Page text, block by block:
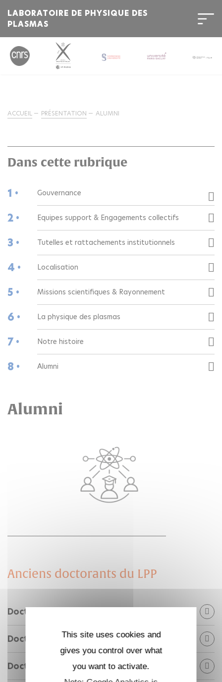
LABORATOIRE DE PHYSIQUE DES
PLASMAS
ACCUEIL PRÉSENTATION ALUMNI
Dans cette rubrique
1 • Gouvernance
2 • Equipes support & Engagements collectifs
3 • Tutelles et rattachements institutionnels
4 • Localisation
5 • Missions scientifiques & Rayonnement
6 • La physique des plasmas
7 • Notre histoire
8 • Alumni
Alumni
Anciens doctorants du LPP
Doctorants diplômés en 2025
Doctorants diplômés en 2024
Doctorants diplômés en 2023
This site uses cookies and
gives you control over what
you want to activate.